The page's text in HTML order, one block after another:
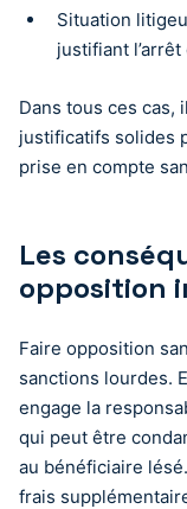
Situation
justifiant
Dans tous ces cas,
justificatifs solides
prise en compte
Les
opposition
Faire opposition
sanctions lourdes.
engage la
qui peut être
au bénéficiaire
frais